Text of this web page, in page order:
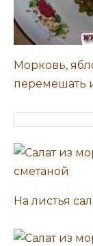
Морковь,
перемешать
На листья